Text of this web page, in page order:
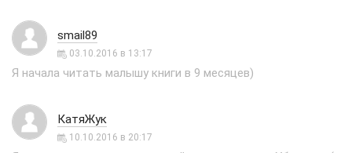
smail89
03.10.2016 в 13:17
Я начала читать малышу книги в 9 месяцев)
КатяЖук
10.10.2016 в 20:17